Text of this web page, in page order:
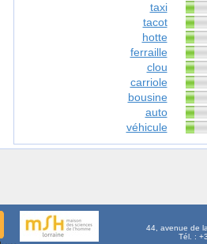
taxi
tacot
hotte
ferraille
clou
carriole
bousine
auto
véhicule
44, avenue de
Tél. :